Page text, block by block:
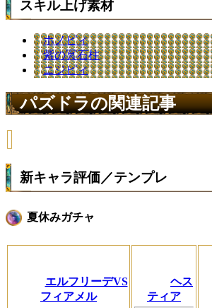
スキル上げ素材
ホノピィ
紫の冥石柱
ニジピィ
パズドラの関連記事
新キャラ評価／テンプレ
夏休みガチャ
エルフリーデVS
フィアメル
ヘス
ティア